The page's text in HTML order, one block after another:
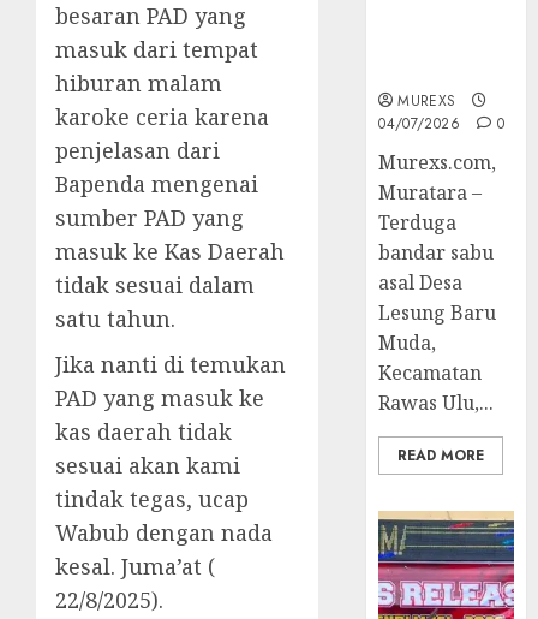
besaran PAD yang
masuk dari tempat
hiburan malam
karoke ceria karena
penjelasan dari
Bapenda mengenai
sumber PAD yang
masuk ke Kas Daerah
tidak sesuai dalam
satu tahun.
Jika nanti di temukan
PAD yang masuk ke
kas daerah tidak
sesuai akan kami
tindak tegas, ucap
Wabub dengan nada
kesal. Juma’at (
22/8/2025).
MUREXS
04/07/2026
0
Murexs.com,
Muratara –
Terduga
bandar sabu
asal Desa
Lesung Baru
Muda,
Kecamatan
Rawas Ulu,...
READ MORE